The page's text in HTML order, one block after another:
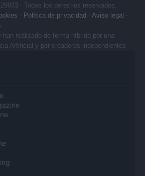
- Todos los derechos reservados.
- Política de privacidad - Aviso legal -
realizado de forma híbrida por una
Artificial y por creadores independientes